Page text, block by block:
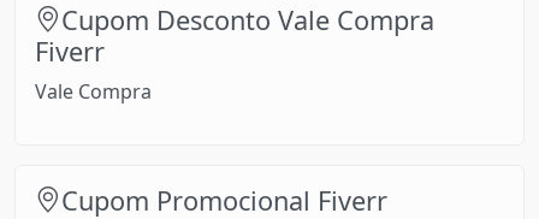
Cupom Desconto Vale Compra
Fiverr
Vale Compra
Cupom Promocional Fiverr